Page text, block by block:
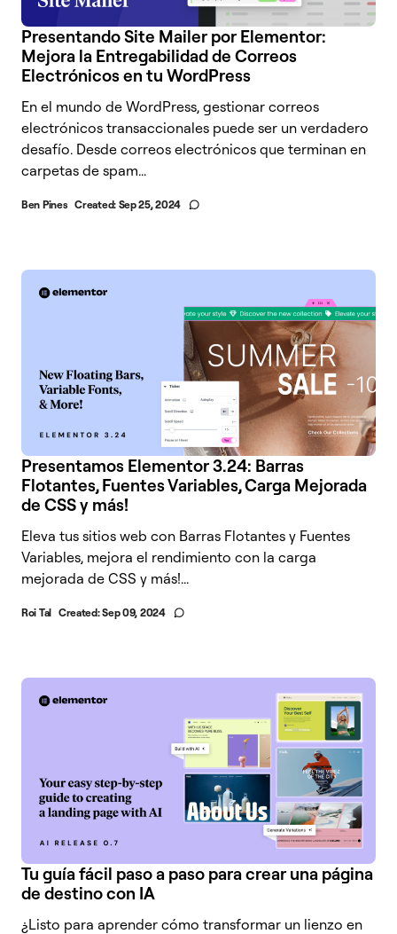
Presentando Site Mailer por Elementor:
Mejora la Entregabilidad de Correos
Electrónicos en tu WordPress
En el mundo de WordPress, gestionar correos
electrónicos transaccionales puede ser un verdadero
desafío. Desde correos electrónicos que terminan en
carpetas de spam...
Ben Pines Created: Sep 25, 2024
Presentamos Elementor 3.24: Barras
Flotantes, Fuentes Variables, Carga Mejorada
de CSS y más!
Eleva tus sitios web con Barras Flotantes y Fuentes
Variables, mejora el rendimiento con la carga
mejorada de CSS y más!...
Roi Tal Created:Sep 09, 2024
Tu guía fácil paso a paso para crear una página
de destino con IA
¿Listo para aprender cómo transformar un lienzo en